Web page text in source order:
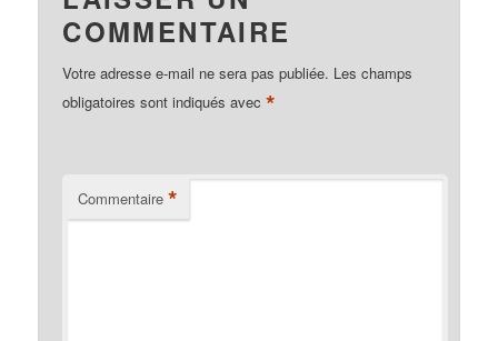
COMMENTAIRE
Votre adresse e-mail ne sera pas publiée. Les champs
obligatoires sont indiqués avec*
Commentaire *